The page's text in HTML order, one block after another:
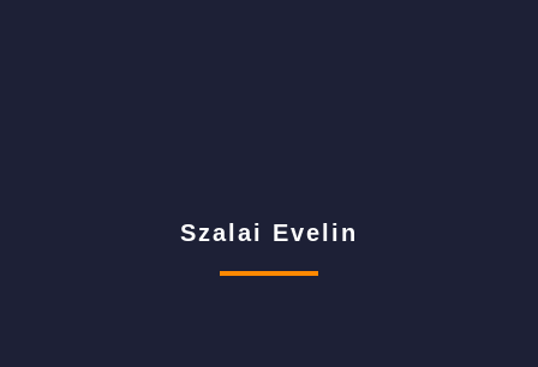
Szalai Evelin